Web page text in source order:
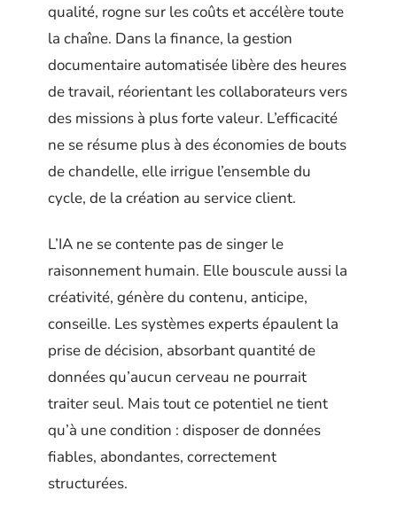
qualité, rogne sur les coûts et accélère toute
la chaîne. Dans la finance, la gestion
documentaire automatisée libère des heures
de travail, réorientant les collaborateurs vers
des missions à plus forte valeur. L’efficacité
ne se résume plus à des économies de bouts
de chandelle, elle irrigue l’ensemble du
cycle, de la création au service client.
L’IA ne se contente pas de singer le
raisonnement humain. Elle bouscule aussi la
créativité, génère du contenu, anticipe,
conseille. Les systèmes experts épaulent la
prise de décision, absorbant quantité de
données qu’aucun cerveau ne pourrait
traiter seul. Mais tout ce potentiel ne tient
qu’à une condition : disposer de données
fiables, abondantes, correctement
structurées.